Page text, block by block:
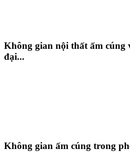
Không gian nội thất ấm cúng
đại...
Không gian ấm cúng trong